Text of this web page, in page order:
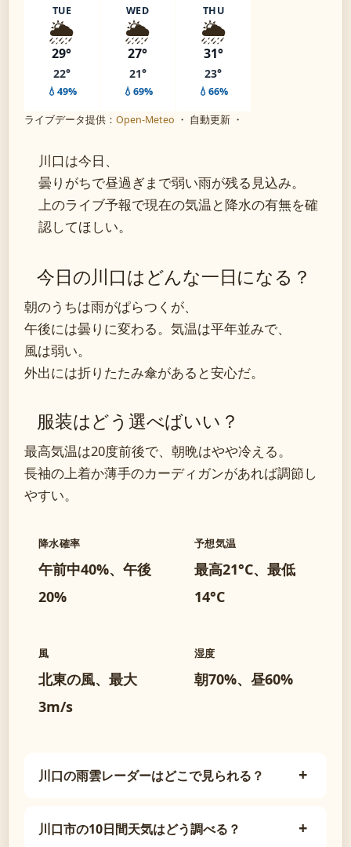
TUE
🌦️
29°
22°
💧49%
WED
🌦️
27°
21°
💧69%
THU
🌦️
31°
23°
💧66%
ライブデータ提供： Open-Meteo ・ 自動更新 ・
川口は今日、
曇りがちで昼過ぎまで弱い雨が残る見込み。
上のライブ予報で現在の気温と降水の有無を確
認してほしい。
今日の川口はどんな一日になる？
朝のうちは雨がぱらつくが、
午後には曇りに変わる。気温は平年並みで、
風は弱い。
外出には折りたたみ傘があると安心だ。
服装はどう選べばいい？
最高気温は20度前後で、朝晩はやや冷える。
長袖の上着か薄手のカーディガンがあれば調節し
やすい。
降水確率
午前中40%、午後
20%
予想気温
最高21°C、最低
14°C
風
北東の風、最大
3m/s
湿度
朝70%、昼60%
川口の雨雲レーダーはどこで見られる？
川口市の10日間天気はどう調べる？